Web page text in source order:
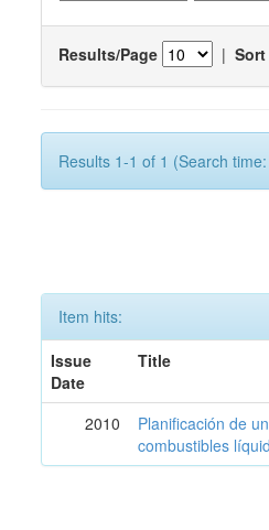
Results/Page |
Results 1-1 of 1 (Search
Item hits:
Issue
Date
Title
2010
Planificación de
combustibles